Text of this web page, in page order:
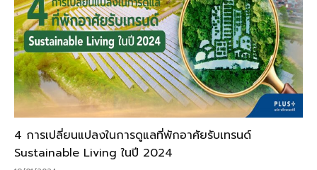
4 การเปลี่ยนแปลงในการดูแลที่พักอาศัยรับเทรนด์
Sustainable Living ในปี 2024